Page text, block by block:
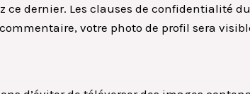
dernier. Les clauses de confidentialité
votre photo de profil sera